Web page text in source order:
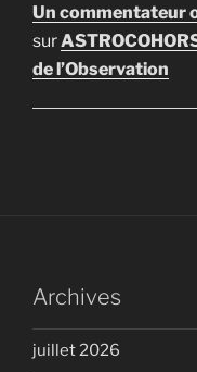
Un commentateur
sur
de l’Observation
Archives
juillet 2026